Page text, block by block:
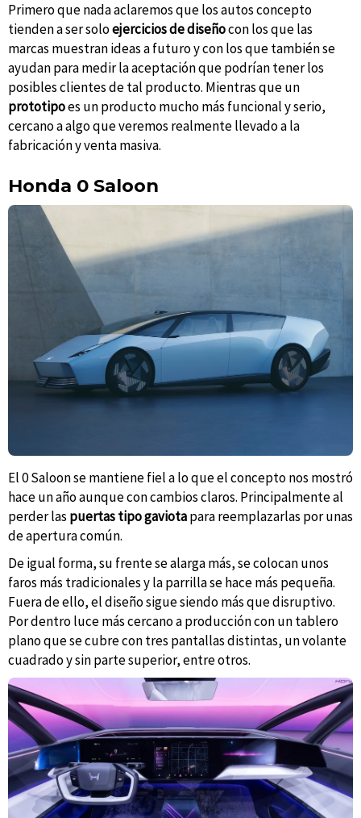
Primero que nada aclaremos que los autos concepto
tienden a ser soloejercicios de diseñocon los que las
marcas muestran ideas a futuro y con los que también se
ayudan para medir la aceptación que podrían tener los
posibles clientes de tal producto. Mientras que un
prototipoes un producto mucho más funcional y serio,
cercano a algo que veremos realmente llevado a la
fabricación y venta masiva.
Honda 0 Saloon
El 0 Saloon se mantiene fiel a lo que el concepto nos mostró
hace un año aunque con cambios claros. Principalmente al
perder las puertas tipo gaviotapara reemplazarlas por unas
de apertura común.
De igual forma, su frente se alarga más, se colocan unos
faros más tradicionales y la parrilla se hace más pequeña.
Fuera de ello, el diseño sigue siendo más que disruptivo.
Por dentro luce más cercano a producción con un tablero
plano que se cubre con tres pantallas distintas, un volante
cuadrado y sin parte superior, entre otros.